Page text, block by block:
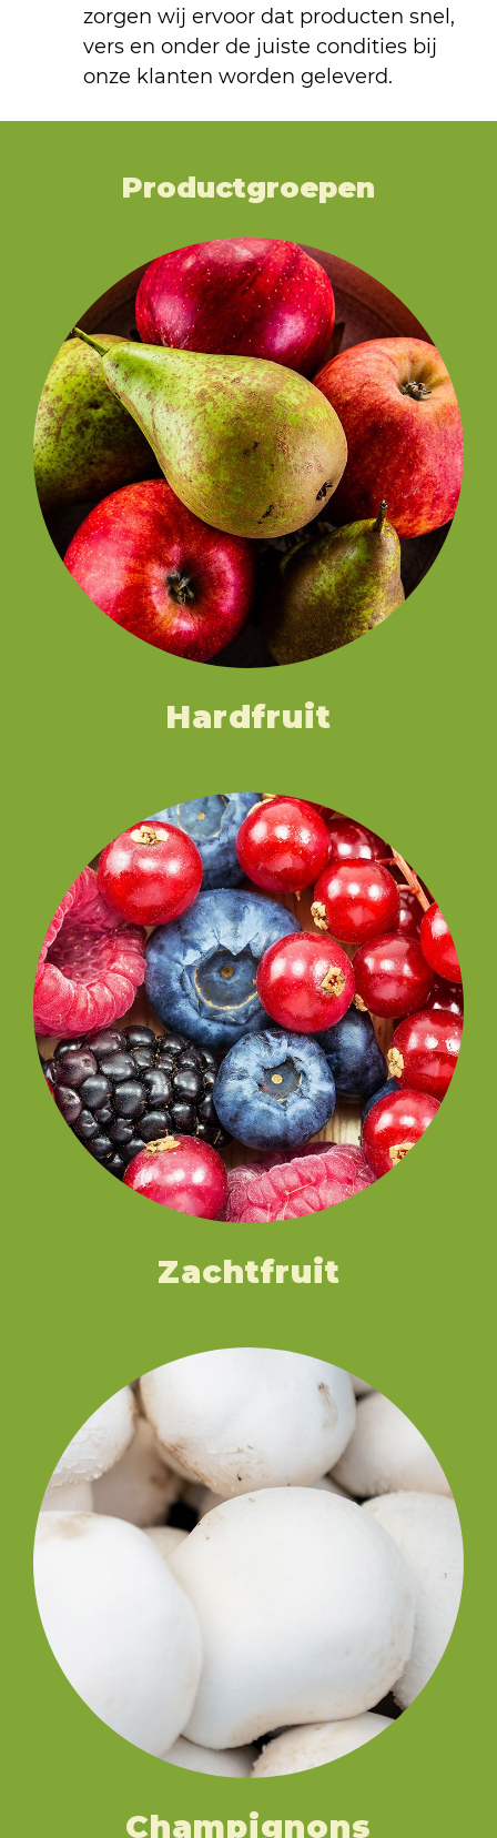
zorgen wij ervoor dat producten snel,
vers en onder de juiste condities bij
onze klanten worden geleverd.
Productgroepen
Hardfruit
Zachtfruit
Champignons